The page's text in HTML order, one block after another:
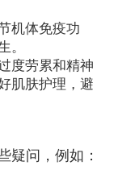
机体免疫功
。
度劳累和精神
肌肤护理，避
疑问，例如：